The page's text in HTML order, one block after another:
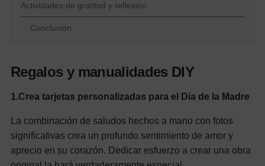
Actividades de gratitud y reflexión
Conclusión
Regalos y manualidades DIY
1.Crea tarjetas personalizadas para el Día de la Madre
La combinación de saludos hechos a mano con fotos
significativas crea un profundo sentimiento de amor y
aprecio en su corazón. Dedicar esfuerzo a crear una obra